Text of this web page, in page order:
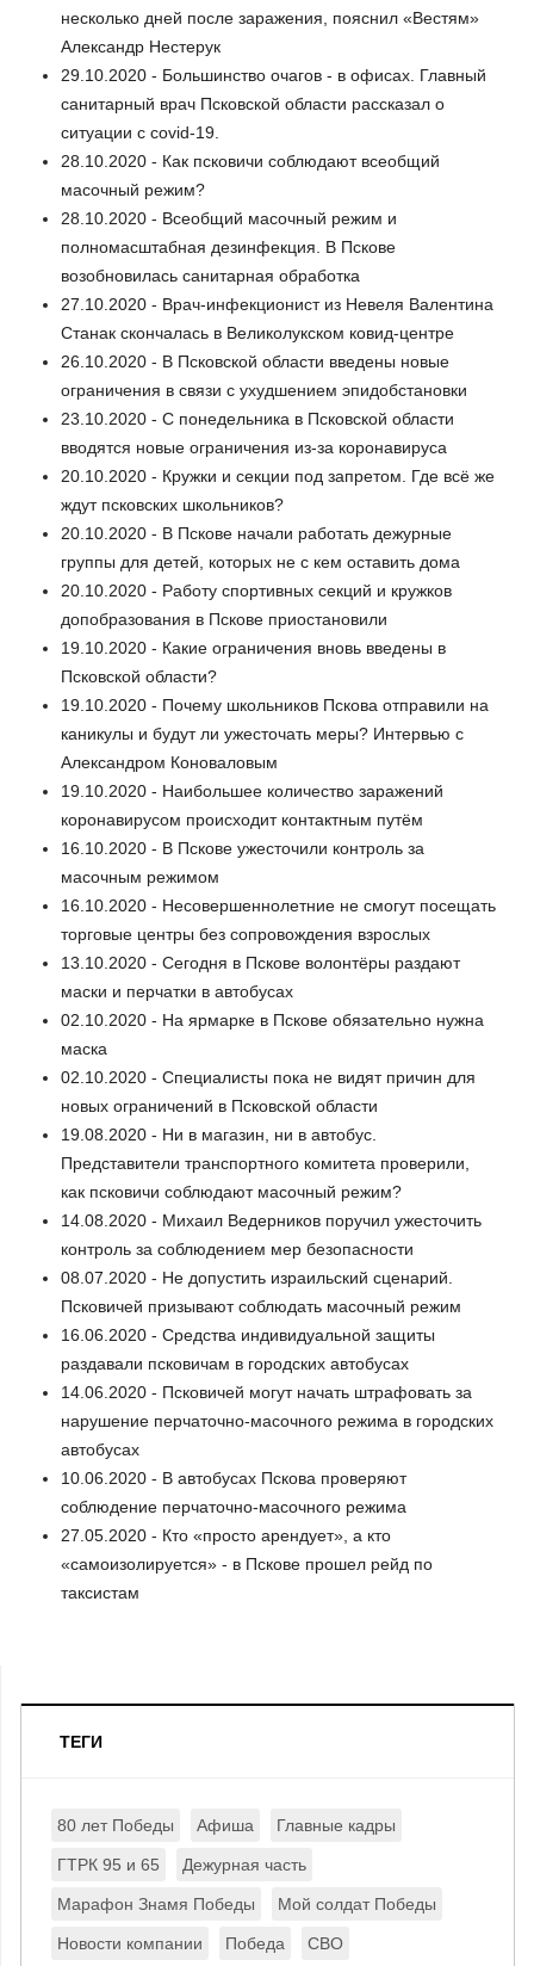
несколько дней после заражения, пояснил «Вестям»
Александр Нестерук
29.10.2020 - Большинство очагов - в офисах. Главный
санитарный врач Псковской области рассказал о
ситуации с covid-19.
28.10.2020 - Как псковичи соблюдают всеобщий
масочный режим?
28.10.2020 - Всеобщий масочный режим и
полномасштабная дезинфекция. В Пскове
возобновилась санитарная обработка
27.10.2020 - Врач-инфекционист из Невеля Валентина
Станак скончалась в Великолукском ковид-центре
26.10.2020 - В Псковской области введены новые
ограничения в связи с ухудшением эпидобстановки
23.10.2020 - С понедельника в Псковской области
вводятся новые ограничения из-за коронавируса
20.10.2020 - Кружки и секции под запретом. Где всё же
ждут псковских школьников?
20.10.2020 - В Пскове начали работать дежурные
группы для детей, которых не с кем оставить дома
20.10.2020 - Работу спортивных секций и кружков
допобразования в Пскове приостановили
19.10.2020 - Какие ограничения вновь введены в
Псковской области?
19.10.2020 - Почему школьников Пскова отправили на
каникулы и будут ли ужесточать меры? Интервью с
Александром Коноваловым
19.10.2020 - Наибольшее количество заражений
коронавирусом происходит контактным путём
16.10.2020 - В Пскове ужесточили контроль за
масочным режимом
16.10.2020 - Несовершеннолетние не смогут посещать
торговые центры без сопровождения взрослых
13.10.2020 - Сегодня в Пскове волонтёры раздают
маски и перчатки в автобусах
02.10.2020 - На ярмарке в Пскове обязательно нужна
маска
02.10.2020 - Специалисты пока не видят причин для
новых ограничений в Псковской области
19.08.2020 - Ни в магазин, ни в автобус.
Представители транспортного комитета проверили,
как псковичи соблюдают масочный режим?
14.08.2020 - Михаил Ведерников поручил ужесточить
контроль за соблюдением мер безопасности
08.07.2020 - Не допустить израильский сценарий.
Псковичей призывают соблюдать масочный режим
16.06.2020 - Средства индивидуальной защиты
раздавали псковичам в городских автобусах
14.06.2020 - Псковичей могут начать штрафовать за
нарушение перчаточно-масочного режима в городских
автобусах
10.06.2020 - В автобусах Пскова проверяют
соблюдение перчаточно-масочного режима
27.05.2020 - Кто «просто арендует», а кто
«самоизолируется» - в Пскове прошел рейд по
таксистам
ТЕГИ
80 лет Победы Афиша Главные кадры
ГТРК 95 и 65 Дежурная часть
Марафон Знамя Победы Мой солдат Победы
Новости компании Победа СВО